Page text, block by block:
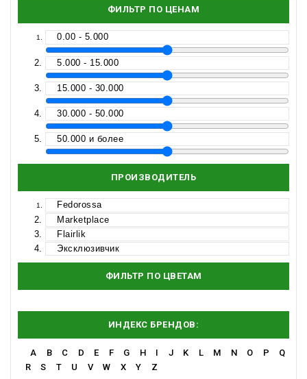
ФИЛЬТР ПО ЦЕНАМ
0.00 - 5.000
5.000 - 15.000
15.000 - 30.000
30.000 - 50.000
50.000 и более
ПРОИЗВОДИТЕЛЬ
Fedorossa
Marketplace
Flairlik
Эксклюзивчик
ФИЛЬТР ПО ЦВЕТАМ
ИНДЕКС БРЕНДОВ:
A B C D E F G H I J K L M N O P
Q
R
S T U V W X Y Z